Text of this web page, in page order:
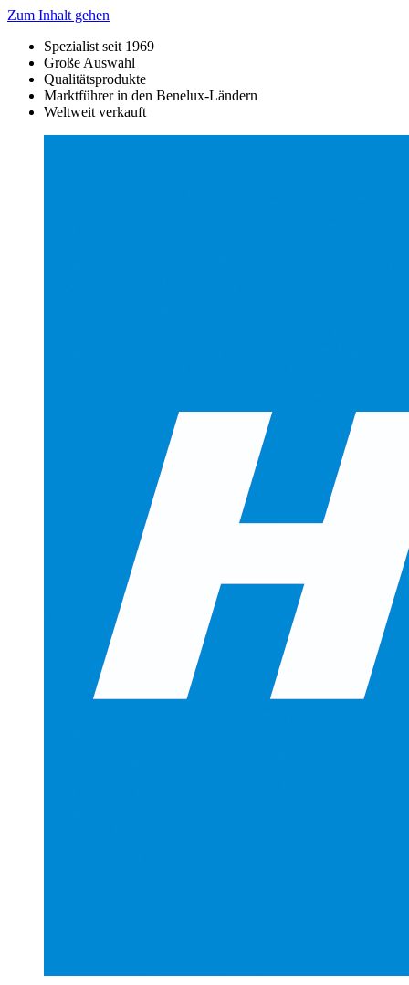
Zum Inhalt gehen
Spezialist seit 1969
Große Auswahl
Qualitätsprodukte
Marktführer in den Benelux-Ländern
Weltweit verkauft